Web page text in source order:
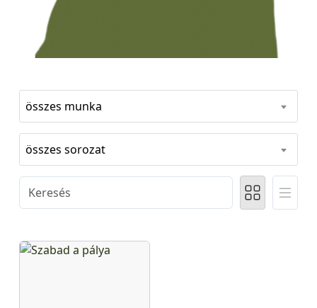
összes munka
összes sorozat